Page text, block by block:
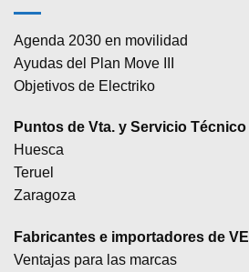
Agenda 2030 en movilidad
Ayudas del Plan Move III
Objetivos de Electriko
Puntos de Vta. y Servicio Técnico
Huesca
Teruel
Zaragoza
Fabricantes e importadores de VE
Ventajas para las marcas